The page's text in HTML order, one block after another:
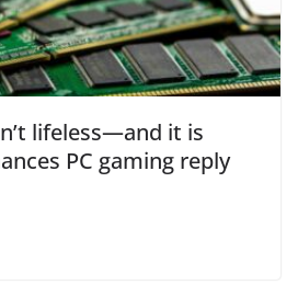
lifeless—and it is
PC gaming reply